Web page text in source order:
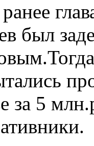
был
за 5